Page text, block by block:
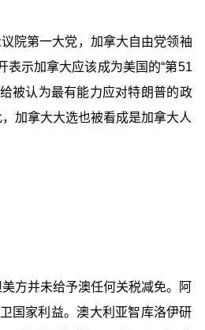
院第一大党，加拿大自由党领袖
表示加拿大应该成为美国的“第51
被认为最有能力应对特朗普的政
加拿大大选也被看成是加拿大人
方并未给予澳任何关税减免。阿
国家利益。澳大利亚智库洛伊研